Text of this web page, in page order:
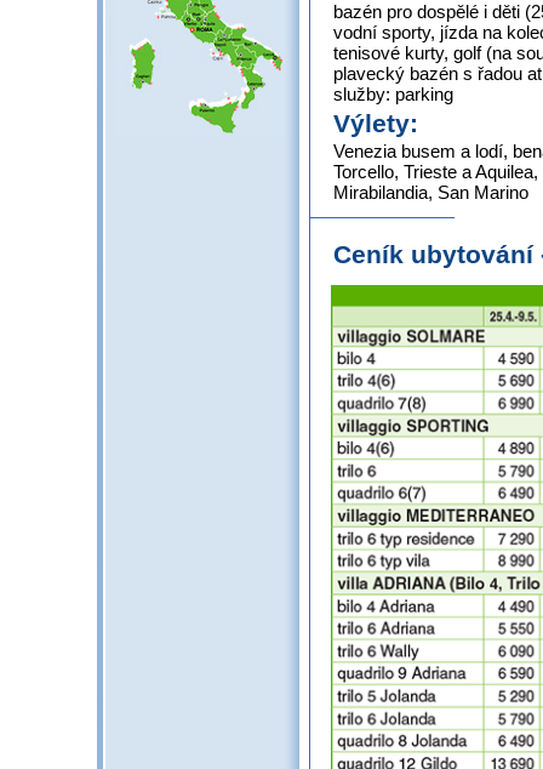
bazén pro dospělé i děti
vodní sporty, jízda na
tenisové kurty, golf (na
plavecký bazén s řadou
služby: parking
Výlety:
Venezia busem a lodí,
Torcello, Trieste a
Mirabilandia, San Marino
Ceník